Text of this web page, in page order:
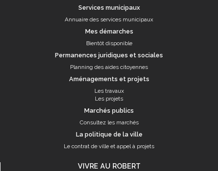
Services municipaux
Annuaire des services municipaux
Mes démarches
Bientôt disponible
Permanences juridiques et sociales
Planning des aides citoyennes
Aménagements et projets
Les travaux
Les projets
Marchés publics
Consultez les marchés
La politique de la ville
Le contrat de ville et appel à projets
VIVRE AU ROBERT